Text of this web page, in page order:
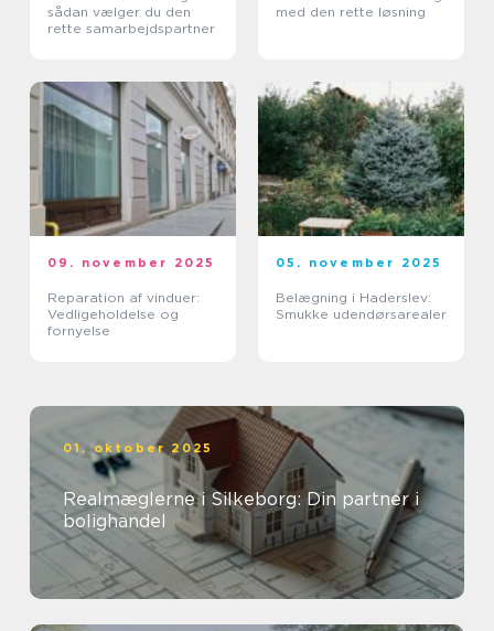
sådan vælger du den
rette samarbejdspartner
med den rette løsning
09. november 2025
Reparation af vinduer:
Vedligeholdelse og
fornyelse
05. november 2025
Belægning i Haderslev:
Smukke udendørsarealer
01. oktober 2025
Realmæglerne i Silkeborg: Din partner i
bolighandel